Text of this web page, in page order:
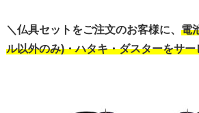
＼仏具セットをご注文のお客様に、 電
ル以外のみ)・ハタキ・ダスターをサー